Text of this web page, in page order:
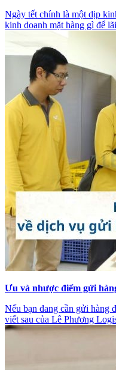
Ngày tết chính là một dịp
kinh doanh mặt hàng gì để
Ưu và nhược điểm gửi
Nếu bạn đang cần gửi hàng
viết sau của Lê Phương